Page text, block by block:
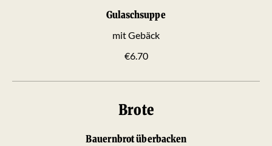
Gulaschsuppe
mit Gebäck
€6.70
Brote
Bauernbrot überbacken